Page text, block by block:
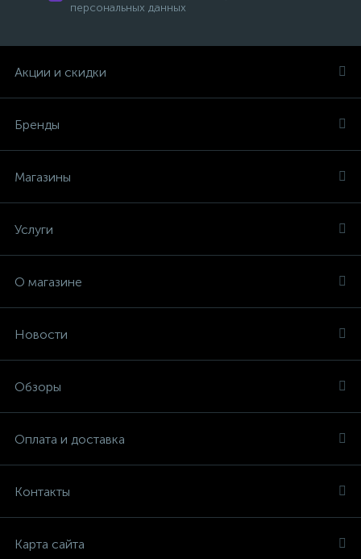
персональных данных
Акции и скидки
Бренды
Магазины
Услуги
О магазине
Новости
Обзоры
Оплата и доставка
Контакты
Карта сайта